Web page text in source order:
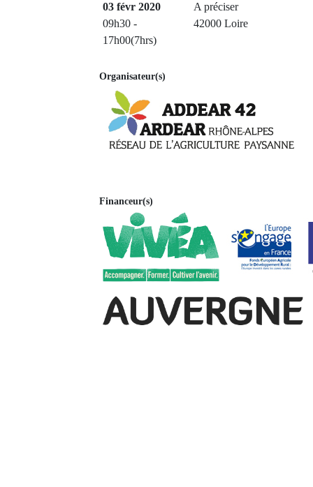
03 févr 2020
09h30 -
17h00(7hrs)
A préciser
42000 Loire
Organisateur(s)
Financeur(s)